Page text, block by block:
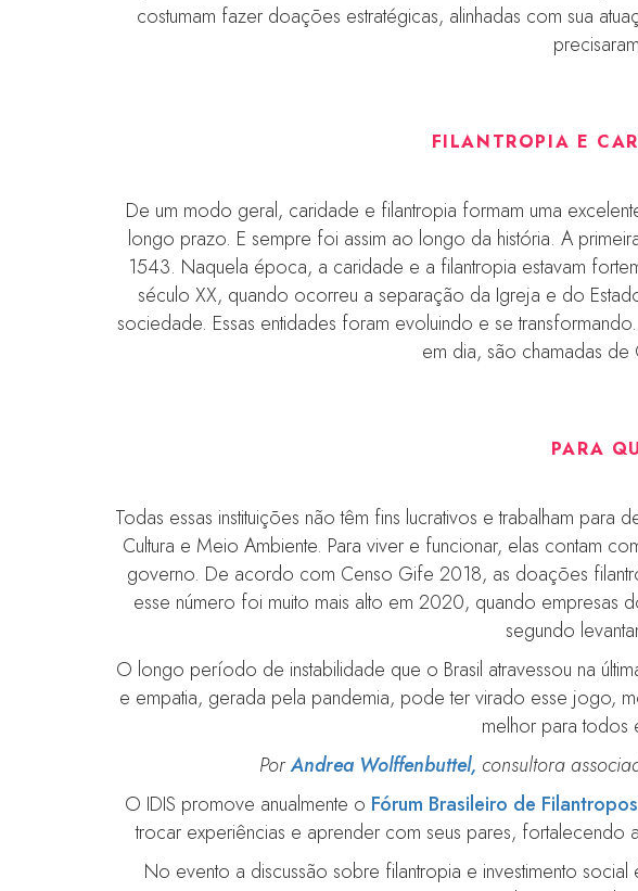
costumam fazer doações estratégicas, alinhadas com sua
FILANTROPIA E
De um modo geral, caridade e filantropia formam uma
longo prazo. E sempre foi assim ao longo da história. A
1543. Naquela época, a caridade e a filantropia estavam
século XX, quando ocorreu a separação da Igreja e do
sociedade. Essas entidades foram evoluindo e se
em dia, são chamadas
PARA
Todas essas instituições não têm fins lucrativos e trabalham
Cultura e Meio Ambiente. Para viver e funcionar, elas contam
governo. De acordo com Censo Gife 2018, as doações
esse número foi muito mais alto em 2020, quando empresas
segundo
O longo período de instabilidade que o Brasil atravessou na
e empatia, gerada pela pandemia, pode ter virado esse jogo,
melhor para todos
PorAndrea Wolffenbuttel, consultora
O IDIS promove anualmente o Fórum Brasileiro de
trocar experiências e aprender com seus pares,
No evento a discussão sobre filantropia e investimento